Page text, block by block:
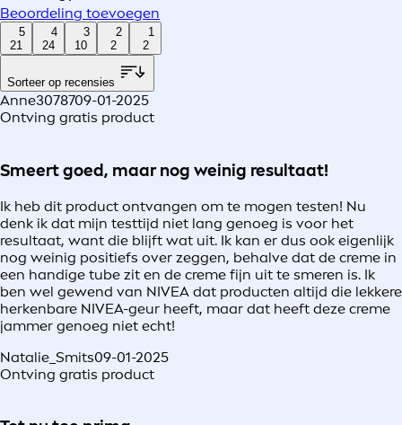
Beoordeling toevoegen
5
21
4
24
3
10
2
2
1
2
Sorteer op recensies
Anne3078709-01-2025
Ontving gratis product
Smeert goed, maar nog weinig resultaat!
Ik heb dit product ontvangen om te mogen testen! Nu
denk ik dat mijn testtijd niet lang genoeg is voor het
resultaat, want die blijft wat uit. Ik kan er dus ook eigenlijk
nog weinig positiefs over zeggen, behalve dat de creme in
een handige tube zit en de creme fijn uit te smeren is. Ik
ben wel gewend van NIVEA dat producten altijd die lekkere
herkenbare NIVEA-geur heeft, maar dat heeft deze creme
jammer genoeg niet echt!
Natalie_Smits09-01-2025
Ontving gratis product